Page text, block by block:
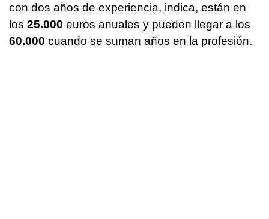
con dos años de experiencia, indica, están en
los 25.000 euros anuales y pueden llegar a los
60.000 cuando se suman años en la profesión.